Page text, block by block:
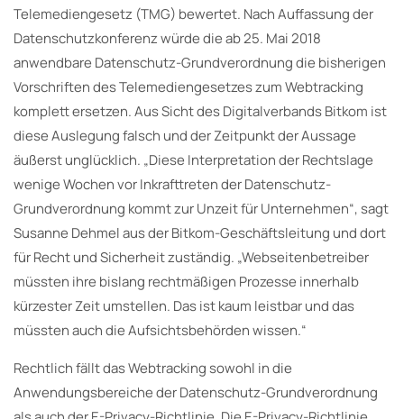
Telemediengesetz (TMG) bewertet. Nach Auffassung der
Datenschutzkonferenz würde die ab 25. Mai 2018
anwendbare Datenschutz-Grundverordnung die bisherigen
Vorschriften des Telemediengesetzes zum Webtracking
komplett ersetzen. Aus Sicht des Digitalverbands Bitkom ist
diese Auslegung falsch und der Zeitpunkt der Aussage
äußerst unglücklich. „Diese Interpretation der Rechtslage
wenige Wochen vor Inkrafttreten der Datenschutz-
Grundverordnung kommt zur Unzeit für Unternehmen“, sagt
Susanne Dehmel aus der Bitkom-Geschäftsleitung und dort
für Recht und Sicherheit zuständig. „Webseitenbetreiber
müssten ihre bislang rechtmäßigen Prozesse innerhalb
kürzester Zeit umstellen. Das ist kaum leistbar und das
müssten auch die Aufsichtsbehörden wissen.“
Rechtlich fällt das Webtracking sowohl in die
Anwendungsbereiche der Datenschutz-Grundverordnung